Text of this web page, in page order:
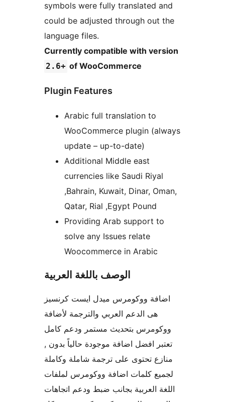
symbols were fully translated and
could be adjusted through out the
language files.
Currently compatible with version
2.6+ of WooCommerce
Plugin Features
Arabic full translation to
WooCommerce plugin (always
update – up-to-date)
Additional Middle east
currencies like Saudi Riyal
,Bahrain, Kuwait, Dinar, Oman,
Qatar, Rial ,Egypt Pound
Providing Arab support to
solve any Issues relate
Woocommerce in Arabic
الوصف باللغة العربية
اضافة ووكومرس ميدل ايست كرنسيز
هى الدعم العربي والترجمة لأضافة
ووكومرس بتحديث مستمر ودعم كامل
, تعتبر افضل اضافة موجودة حالياً بدون
منازع تحتوى على ترجمة شاملة وكاملة
لجميع كلمات اضافة ووكومرس لملفات
اللغة العربية بجانب ضبط ودعم اتجاهات